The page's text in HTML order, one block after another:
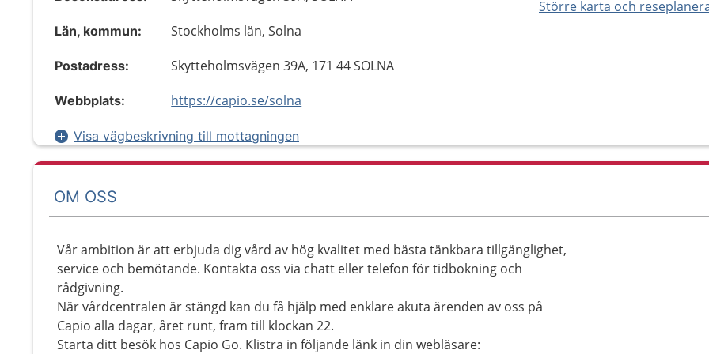
Större karta och
Län, kommun: Stockholms län, Solna
Postadress: Skytteholmsvägen 39A, 171 44 SOLNA
Webbplats: https://capio.se/solna
Visa vägbeskrivning till mottagningen
OM OSS
Vår ambition är att erbjuda dig vård av hög kvalitet med bästa tänkbara tillgänglighet,
service och bemötande. Kontakta oss via chatt eller telefon för tidbokning och
rådgivning.
När vårdcentralen är stängd kan du få hjälp med enklare akuta ärenden av oss på
Capio alla dagar, året runt, fram till klockan 22.
Starta ditt besök hos Capio Go. Klistra in följande länk in din webläsare: